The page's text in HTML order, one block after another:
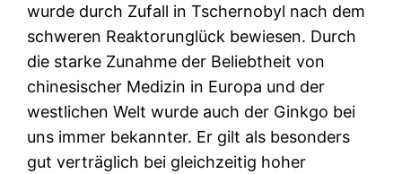
wurde durch Zufall in Tschernobyl nach dem
schweren Reaktorunglück bewiesen. Durch
die starke Zunahme der Beliebtheit von
chinesischer Medizin in Europa und der
westlichen Welt wurde auch der Ginkgo bei
uns immer bekannter. Er gilt als besonders
gut verträglich bei gleichzeitig hoher